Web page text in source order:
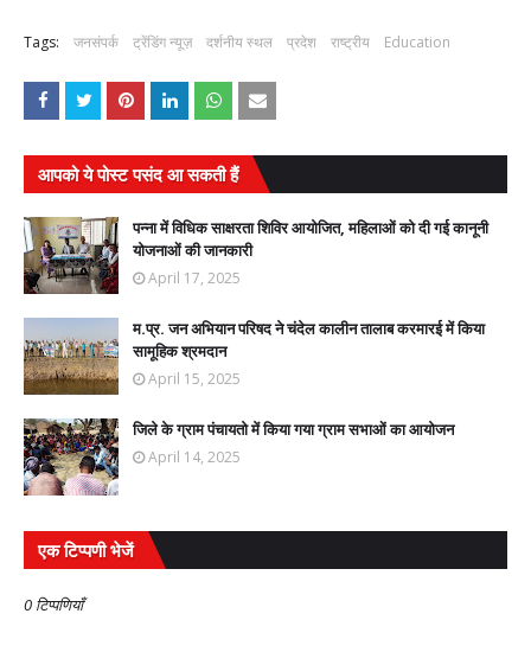
Tags: जनसंपर्क ट्रेंडिंग न्यूज़ दर्शनीय स्थल प्रदेश राष्ट्रीय Education
आपको ये पोस्ट पसंद आ सकती हैं
पन्ना में विधिक साक्षरता शिविर आयोजित, महिलाओं को दी गई कानूनी
योजनाओं की जानकारी
April 17, 2025
म.प्र. जन अभियान परिषद ने चंदेल कालीन तालाब करमारई में किया
सामूहिक श्रमदान
April 15, 2025
जिले के ग्राम पंचायतो में किया गया ग्राम सभाओं का आयोजन
April 14, 2025
एक टिप्पणी भेजें
0 टिप्पणियाँ